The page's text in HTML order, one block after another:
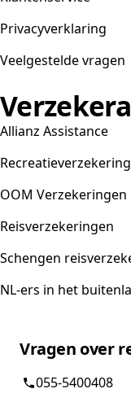
Privacyverklaring
Veelgestelde vragen
Allianz Assistance
OOM Verzekeringen
Reisverzekeringen
Schengen
NL-ers in het
Vragen over
055-5400408